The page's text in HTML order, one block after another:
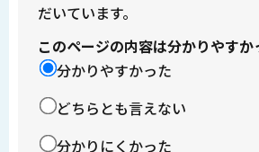
だいています。
このページの内容は分かりやすか
分かりやすかった
どちらとも言えない
分かりにくかった